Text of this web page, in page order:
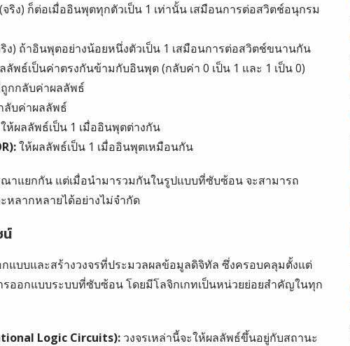
ริง) ก็ต่อเมื่ออินพุตทุกตัวเป็น 1 เท่านั้น เสมือนการต่อสวิตช์อนุกรม
ง) ถ้าอินพุตอย่างน้อยหนึ่งตัวเป็น 1 เสมือนการต่อสวิตช์ขนานกัน
ลัพธ์เป็นค่าตรงกันข้ามกับอินพุต (กลับค่า 0 เป็น 1 และ 1 เป็น 0)
กกลับค่าผลลัพธ์
ลับค่าผลลัพธ์
ให้ผลลัพธ์เป็น 1 เมื่ออินพุตต่างกัน
ให้ผลลัพธ์เป็น 1 เมื่ออินพุตเหมือนกัน
ณาแยกกัน แต่เมื่อนำมารวมกันในรูปแบบที่ซับซ้อน จะสามารถ
หลากหลายได้อย่างไม่จำกัด
น์
แบบและสร้างวงจรที่ประมวลผลข้อมูลดิจิทัล ซึ่งครอบคลุมตั้งแต่
รออกแบบระบบที่ซับซ้อน โดยมีโลจิกเกทเป็นหน่วยย่อยสำคัญในทุก
Logic Circuits): วงจรเหล่านี้จะให้ผลลัพธ์ขึ้นอยู่กับสถานะ